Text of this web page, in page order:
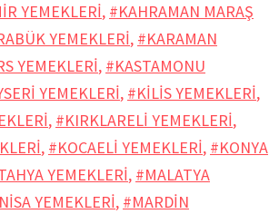
YEMEKLERİ, #KAHRAMAN MARAŞ
YEMEKLERİ, #KARAMAN
YEMEKLERİ, #KASTAMONU
YEMEKLERİ, #KİLİS YEMEKLERİ,
, #KIRKLARELİ YEMEKLERİ,
, #KOCAELİ YEMEKLERİ, #KONYA
YEMEKLERİ, #MALATYA
YEMEKLERİ, #MARDİN